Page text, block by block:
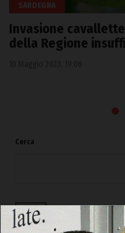
SARDEGNA
Invasione
della Regione
Cerca
Cerca